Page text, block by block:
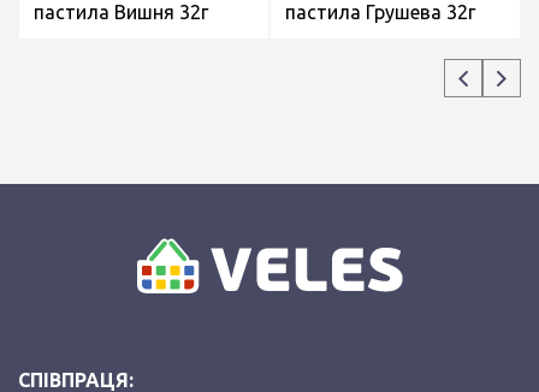
пастила Вишня 32г
пастила Грушева 32г
СПІВПРАЦЯ: